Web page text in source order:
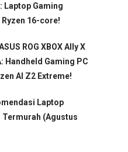
Laptop Gaming
16-core!
ROG XBOX Ally X
Handheld Gaming PC
AI Z2 Extreme!
Laptop
Termurah (Agustus